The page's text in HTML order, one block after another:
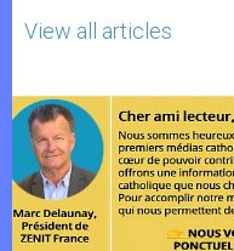
View all articles